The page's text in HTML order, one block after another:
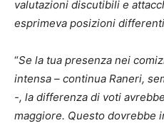
valutazioni discutibili e
esprimeva posizioni
“Se la tua presenza nei
intensa – continua Raneri,
-, la differenza di voti
maggiore. Questo dovrebbe